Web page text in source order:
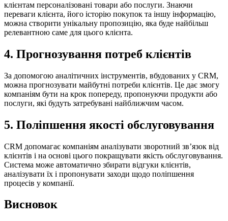
клієнтам персоналізовані товари або послуги. Знаючи
переваги клієнта, його історію покупок та іншу інформацію,
можна створити унікальну пропозицію, яка буде найбільш
релевантною саме для цього клієнта.
4. Прогнозування потреб клієнтів
За допомогою аналітичних інструментів, вбудованих у CRM,
можна прогнозувати майбутні потреби клієнтів. Це дає змогу
компаніям бути на крок попереду, пропонуючи продукти або
послуги, які будуть затребувані найближчим часом.
5. Поліпшення якості обслуговування
CRM допомагає компаніям аналізувати зворотний зв’язок від
клієнтів і на основі цього покращувати якість обслуговування.
Система може автоматично збирати відгуки клієнтів,
аналізувати їх і пропонувати заходи щодо поліпшення
процесів у компанії.
Висновок